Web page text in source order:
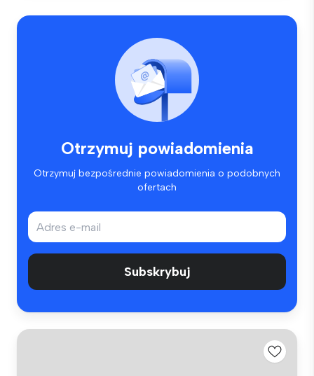
Otrzymuj powiadomienia
Otrzymuj bezpośrednie powiadomienia o podobnych
ofertach
Subskrybuj